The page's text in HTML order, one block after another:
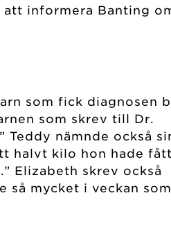
informera Banting
som fick diagnosen
som skrev till Dr.
nämnde också
halvt kilo hon hade fått
Elizabeth skrev också
så mycket i veckan